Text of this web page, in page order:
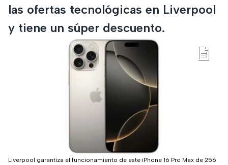
las ofertas tecnológicas en Liverpool
y tiene un súper descuento.
Liverpool garantiza el funcionamiento de este iPhone 16 Pro Max de 256